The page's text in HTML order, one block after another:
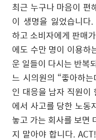
최근 누구나 마음이 편
이 생명을 잃었습니다.
하고 소비자에게 판매
에도 수만 명이 이용하
운 일들이 다시는 반복
느 시의원의 “좋아하
인 대응을 남자 직원이
에서 사고를 당한 노동
놓고 가는 회사를 보면
지 말아야 합니다. ACT!